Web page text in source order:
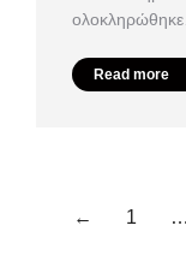
Read more
← 1 …